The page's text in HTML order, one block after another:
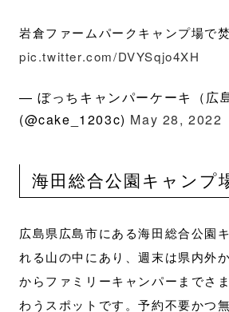
岩倉ファームパークキャンプ場で
pic.twitter.com/DVYSqjo4XH
— ぼっちキャンパーケーキ（広
(@cake_1203c) May 28, 2022
海田総合公園キャンプ
広島県広島市にある海田総合公園
れる山の中にあり、週末は県内外
からファミリーキャンパーまでさ
わうスポットです。予約不要かつ